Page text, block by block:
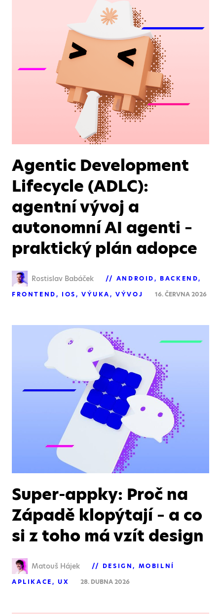
Agentic Development
Lifecycle (ADLC):
agentní vývoj a
autonomní AI agenti –
praktický plán adopce
Rostislav Babáček ANDROID
BACKEND
FRONTEND
IOS VÝUKA VÝVOJ 16. ČERVNA 2026
Super-appky: Proč na
Západě klopýtají – a co
si z toho má vzít design
Matouš Hájek DESIGN
MOBILNÍ
APLIKACE
UX 28. DUBNA 2026